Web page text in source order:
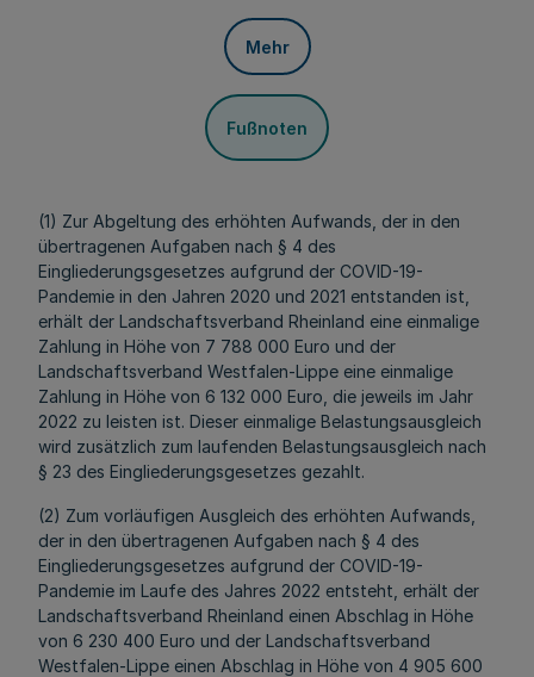
Mehr
Fußnoten
(1) Zur Abgeltung des erhöhten Aufwands, der in den
übertragenen Aufgaben nach § 4 des
Eingliederungsgesetzes aufgrund der COVID-19-
Pandemie in den Jahren 2020 und 2021 entstanden ist,
erhält der Landschaftsverband Rheinland eine einmalige
Zahlung in Höhe von 7 788 000 Euro und der
Landschaftsverband Westfalen-Lippe eine einmalige
Zahlung in Höhe von 6 132 000 Euro, die jeweils im Jahr
2022 zu leisten ist. Dieser einmalige Belastungsausgleich
wird zusätzlich zum laufenden Belastungsausgleich nach
§ 23 des Eingliederungsgesetzes gezahlt.
(2) Zum vorläufigen Ausgleich des erhöhten Aufwands,
der in den übertragenen Aufgaben nach § 4 des
Eingliederungsgesetzes aufgrund der COVID-19-
Pandemie im Laufe des Jahres 2022 entsteht, erhält der
Landschaftsverband Rheinland einen Abschlag in Höhe
von 6 230 400 Euro und der Landschaftsverband
Westfalen-Lippe einen Abschlag in Höhe von 4 905 600